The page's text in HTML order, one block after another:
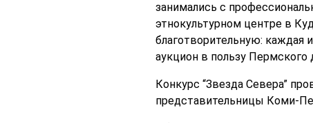
занимались с
этнокультурном центре в
благотворительную: каждая
аукцион в пользу Пермского
Конкурс “Звезда Севера”
представительницы Коми-